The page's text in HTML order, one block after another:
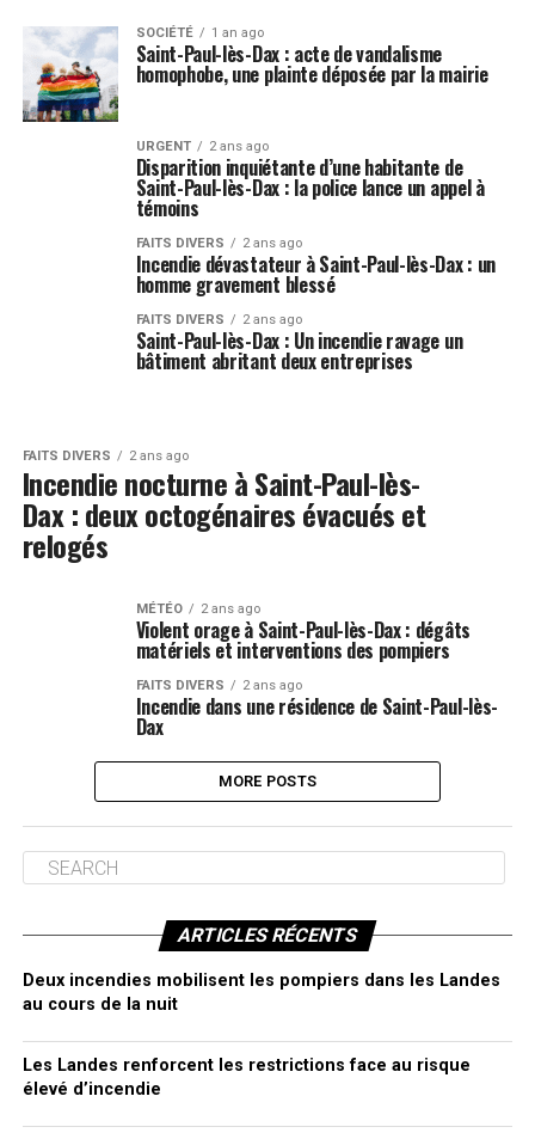
SOCIÉTÉ 1 an ago
Saint-Paul-lès-Dax : acte de vandalisme
homophobe, une plainte déposée par la mairie
URGENT 2 ans ago
Disparition inquiétante d’une habitante de
Saint-Paul-lès-Dax : la police lance un appel à
témoins
FAITS DIVERS 2 ans ago
Incendie dévastateur à Saint-Paul-lès-Dax : un
homme gravement blessé
FAITS DIVERS 2 ans ago
Saint-Paul-lès-Dax : Un incendie ravage un
bâtiment abritant deux entreprises
FAITS DIVERS 2 ans ago
Incendie nocturne à Saint-Paul-lès-
Dax : deux octogénaires évacués et
relogés
MÉTÉO 2 ans ago
Violent orage à Saint-Paul-lès-Dax : dégâts
matériels et interventions des pompiers
FAITS DIVERS 2 ans ago
Incendie dans une résidence de Saint-Paul-lès-
Dax
MORE POSTS
ARTICLES RÉCENTS
Deux incendies mobilisent les pompiers dans les Landes
au cours de la nuit
Les Landes renforcent les restrictions face au risque
élevé d’incendie